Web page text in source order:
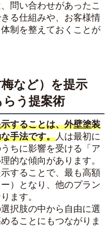
問い合わせがあったこ
る仕組みや、お客様情
制を整えておくことが
など）を提示
らう提案術
することは、外壁塗装
手法です。人は最初に
ちに影響を受ける「ア
的な傾向があります。
することで、最も高額
）となり、他のプラン
ます。
択肢の中から自由に選
ることにもつながりま